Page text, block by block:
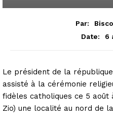
Par:
Date:
6
Le président de la
assisté à la cérémonie
fidèles catholiques ce 5 août
Zio) une localité au nord de